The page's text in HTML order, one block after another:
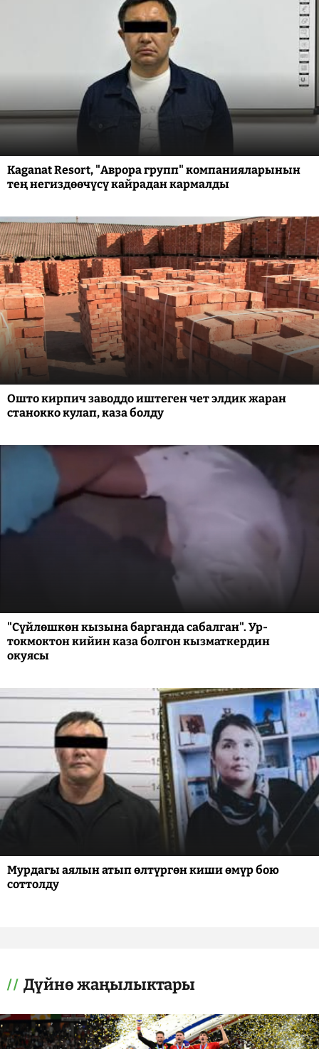
Kaganat Resort, "Аврора групп" компанияларынын
тең негиздөөчүсү кайрадан кармалды
Ошто кирпич заводдо иштеген чет элдик жаран
станокко кулап, каза болду
"Сүйлөшкөн кызына барганда сабалган". Ур-
токмоктон кийин каза болгон кызматкердин
окуясы
Мурдагы аялын атып өлтүргөн киши өмүр бою
соттолду
Дүйнө жаңылыктары